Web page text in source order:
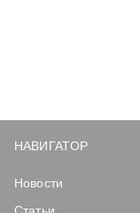
НАВИГАТОР
Новости